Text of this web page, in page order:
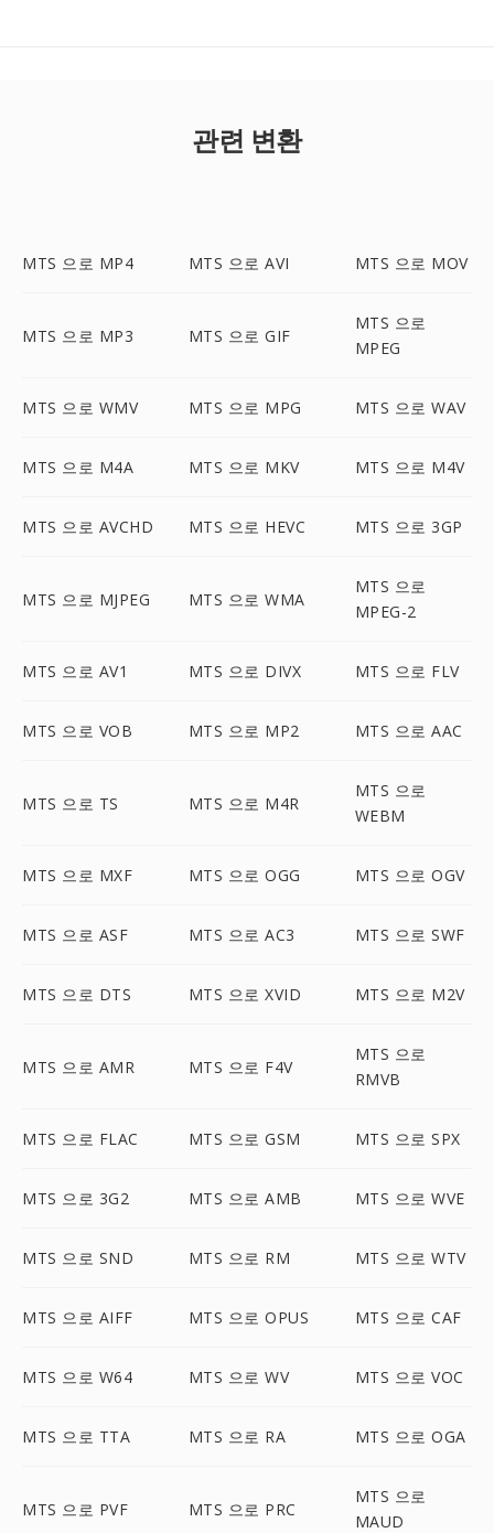
관련 변환
MTS 으로 MP4 MTS 으로 AVI MTS 으로 MOV
MTS 으로 MP3 MTS 으로 GIF
MTS 으로
MPEG
MTS 으로 WMV MTS 으로 MPG MTS 으로 WAV
MTS 으로 M4A MTS 으로 MKV MTS 으로 M4V
MTS 으로 AVCHD MTS 으로 HEVC MTS 으로 3GP
MTS 으로 MJPEG MTS 으로 WMA
MTS 으로
MPEG-2
MTS 으로 AV1 MTS 으로 DIVX MTS 으로 FLV
MTS 으로 VOB MTS 으로 MP2 MTS 으로 AAC
MTS 으로 TS MTS 으로 M4R
MTS 으로
WEBM
MTS 으로 MXF MTS 으로 OGG MTS 으로 OGV
MTS 으로 ASF MTS 으로 AC3 MTS 으로 SWF
MTS 으로 DTS MTS 으로 XVID MTS 으로 M2V
MTS 으로 AMR MTS 으로 F4V
MTS 으로
RMVB
MTS 으로 FLAC MTS 으로 GSM MTS 으로 SPX
MTS 으로 3G2 MTS 으로 AMB MTS 으로 WVE
MTS 으로 SND MTS 으로 RM MTS 으로 WTV
MTS 으로 AIFF MTS 으로 OPUS MTS 으로 CAF
MTS 으로 W64 MTS 으로 WV MTS 으로 VOC
MTS 으로 TTA MTS 으로 RA MTS 으로 OGA
MTS 으로 PVF MTS 으로 PRC
MTS 으로
MAUD